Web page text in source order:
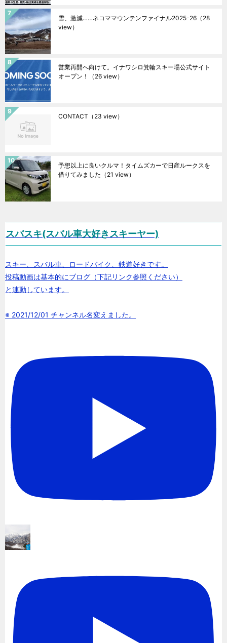
雪、激減……ネコママウンテンファイナル2025ｰ26 （28
view）
営業再開へ向けて。イナワシロ箕輪スキー場公式サイト
オープン！
（26 view）
CONTACT （23 view）
予想以上に良いクルマ！タイムズカーで日産ルークスを
借りてみました （21 view）
スバスキ(スバル車大好きスキーヤー)
スキー、スバル車、ロードバイク、鉄道好きです。
投稿動画は基本的にブログ（下記リンク参照ください）
と連動しています。
※ 2021/12/01 チャンネル名変えました。